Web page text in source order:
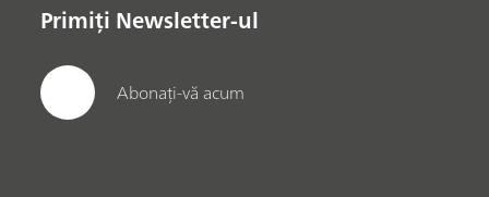
Primiți Newsletter-ul
Abonați-vă acum